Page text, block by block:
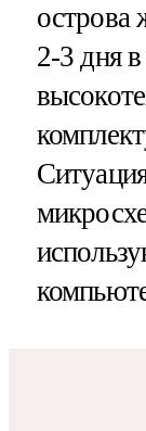
острова
2-3 дня